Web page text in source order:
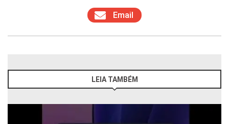
Email
LEIA TAMBÉM